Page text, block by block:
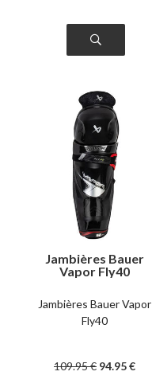
Jambières Bauer
Vapor Fly40
Jambières Bauer Vapor
Fly40
109.95€ 94.95€